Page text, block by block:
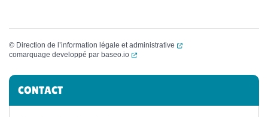
© Direction de l’information légale et administrative
(ouverture dans un
comarquage developpé par baseo.io (ouverture dans un nouvel onglet)
Informations complémentaires
CONTACT